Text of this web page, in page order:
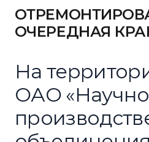
ОЧЕРЕДНАЯ
На
ОАО